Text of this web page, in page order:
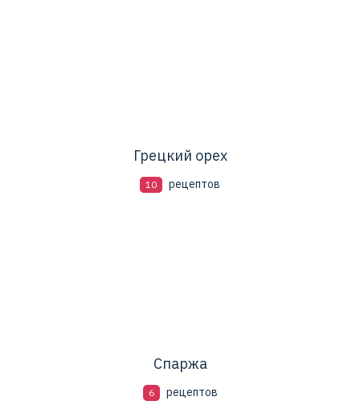
Грецкий орех
10 рецептов
Спаржа
6 рецептов